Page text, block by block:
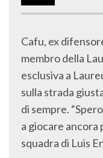
Cafu, ex
membro della
esclusiva a
sulla strada
di sempre.
a giocare ancora
squadra di Luis